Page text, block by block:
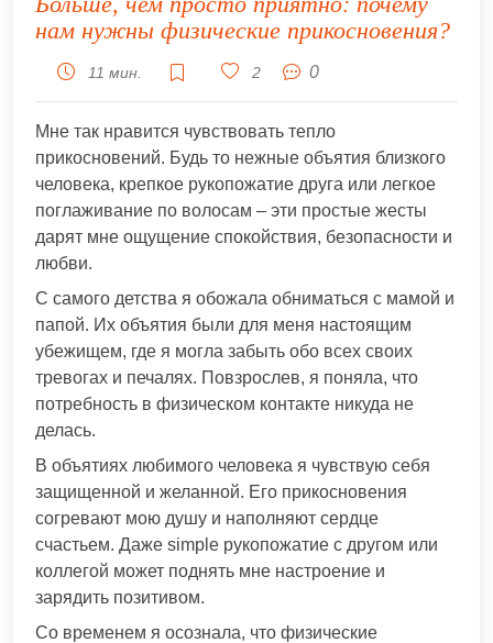
нам нужны физические прикосновения?
11 мин. 2 0
Мне так нравится чувствовать тепло
прикосновений. Будь то нежные объятия близкого
человека, крепкое рукопожатие друга или легкое
поглаживание по волосам – эти простые жесты
дарят мне ощущение спокойствия, безопасности и
любви.
С самого детства я обожала обниматься с мамой и
папой. Их объятия были для меня настоящим
убежищем, где я могла забыть обо всех своих
тревогах и печалях. Повзрослев, я поняла, что
потребность в физическом контакте никуда не
делась.
В объятиях любимого человека я чувствую себя
защищенной и желанной. Его прикосновения
согревают мою душу и наполняют сердце
счастьем. Даже simple рукопожатие с другом или
коллегой может поднять мне настроение и
зарядить позитивом.
Со временем я осознала, что физические